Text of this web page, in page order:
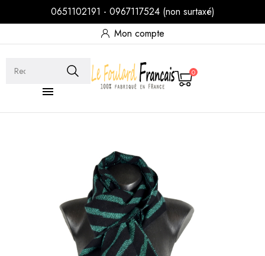
0651102191 - 0967117524 (non surtaxé)
Mon compte

0